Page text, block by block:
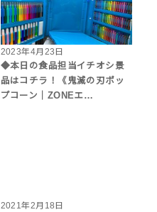
2023年4月23日
◆本日の食品担当イチオシ景
品はコチラ！《鬼滅の刃ポッ
プコーン｜ZONEエ…
2021年2月18日